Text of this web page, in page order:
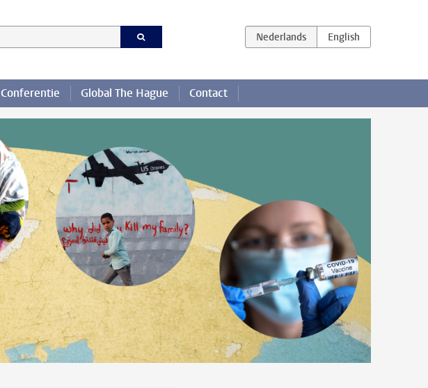
Conferentie Global The Hague Contact